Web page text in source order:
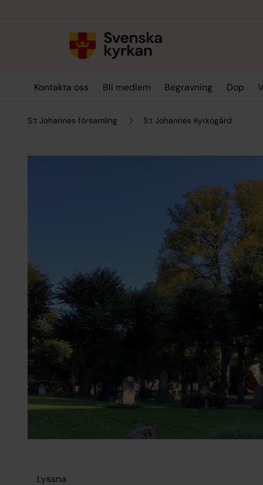
Kontakta oss Bli medlem Begravning Dop
S:t Johannes församling S:t Johannes Kyrkogård
Lyssna